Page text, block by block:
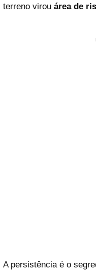
terreno virou área de
A persistência é o